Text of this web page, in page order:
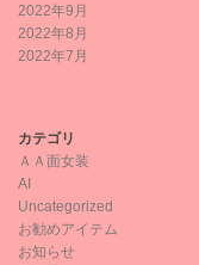
2022年9月
2022年8月
2022年7月
カテゴリ
ＡＡ面女装
AI
Uncategorized
お勧めアイテム
お知らせ